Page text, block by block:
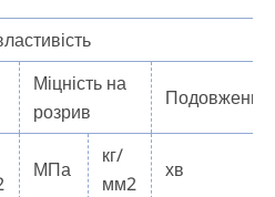
Міцність на
розрив
Подовження
МПа
кг/
мм2
хв